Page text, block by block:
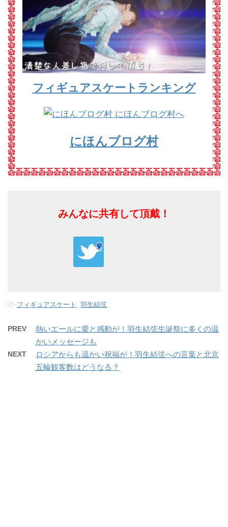
フィギュアスケートランキング
にほんブログ村
みんなに共有して頂戴！
-フィギュアスケート 羽生結弦
PREV
熱いエールに愛と感動が！羽生結弦生誕祭に多くの温
かいメッセージも
NEXT
ロシアからも温かい祝福が！羽生結弦への言葉と北京
五輪観客数はどうなる？